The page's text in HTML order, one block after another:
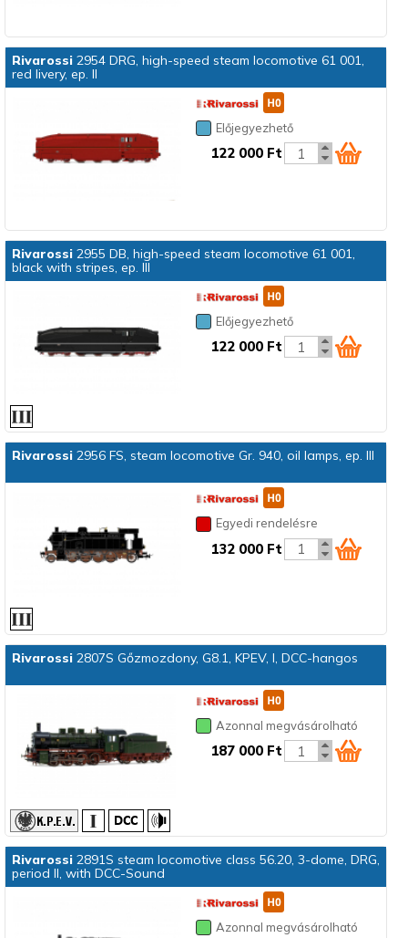
Rivarossi2954 DRG, high-speed steam locomotive 61 001,
red livery, ep. II
Előjegyezhető
122 000 Ft
Rivarossi2955 DB, high-speed steam locomotive 61 001,
black with stripes, ep. III
Előjegyezhető
122 000 Ft
Rivarossi2956 FS, steam locomotive Gr. 940, oil lamps, ep. III
Egyedi rendelésre
132 000 Ft
Rivarossi2807S Gőzmozdony, G8.1, KPEV, I, DCC-hangos
Azonnal megvásárolható
187 000 Ft
Rivarossi2891S steam locomotive class 56.20, 3-dome, DRG,
period II, with DCC-Sound
Azonnal megvásárolható